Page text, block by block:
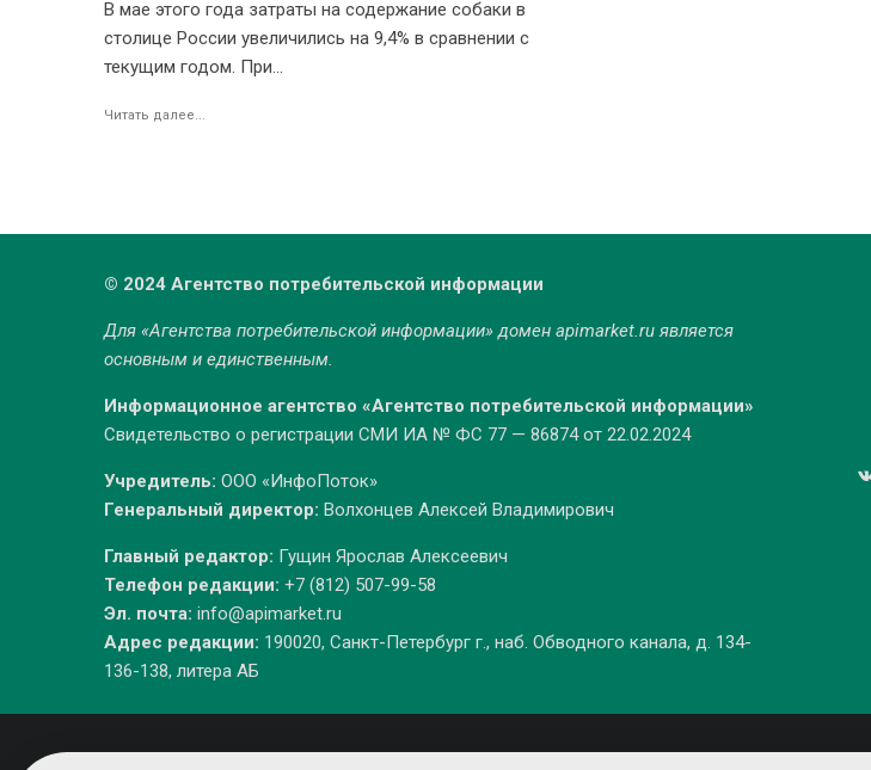
В мае этого года затраты на содержание собаки в
столице России увеличились на 9,4% в сравнении с
текущим годом. При...
Читать далее...
© 2024 Агентство потребительской информации
Для «Агентства потребительской информации» домен apimarket.ruявляется
основным и единственным.
Информационное агентство «Агентство потребительской информации»
Свидетельство о регистрации СМИ ИА № ФС 77 — 86874 от 22.02.2024
Учредитель: ООО «ИнфоПоток»
Генеральный директор: Волхонцев Алексей Владимирович
Главный редактор: Гущин Ярослав Алексеевич
Телефон редакции: +7 (812) 507-99-58
Эл. почта: info@apimarket.ru
Адрес редакции: 190020, Санкт-Петербург г., наб. Обводного канала, д. 134-
136-138, литера АБ